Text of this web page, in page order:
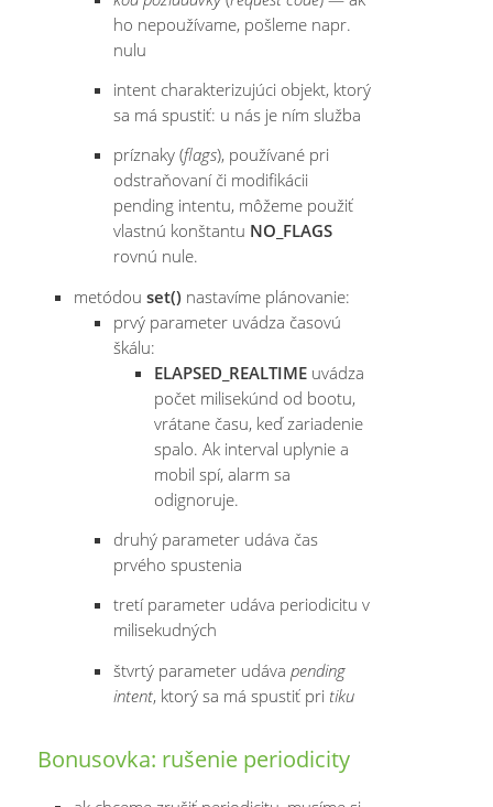
ho nepoužívame, pošleme napr.
nulu
intent charakterizujúci objekt, ktorý
sa má spustiť: u nás je ním služba
príznaky (flags), používané pri
odstraňovaní či modifikácii
pending intentu, môžeme použiť
vlastnú konštantu NO_FLAGS
rovnú nule.
metódou set()nastavíme plánovanie:
prvý parameter uvádza časovú
škálu:
ELAPSED_REALTIMEuvádza
počet milisekúnd od bootu,
vrátane času, keď zariadenie
spalo. Ak interval uplynie a
mobil spí, alarm sa
odignoruje.
druhý parameter udáva čas
prvého spustenia
tretí parameter udáva periodicitu v
milisekudných
štvrtý parameter udáva pending
intent, ktorý sa má spustiť pri tiku
Bonusovka: rušenie periodicity